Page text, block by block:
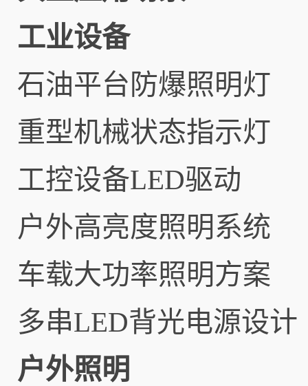
工业设备
石油平台防爆照明灯
重型机械状态指示灯
工控设备LED驱动
户外高亮度照明系统
车载大功率照明方案
多串LED背光电源设计
户外照明